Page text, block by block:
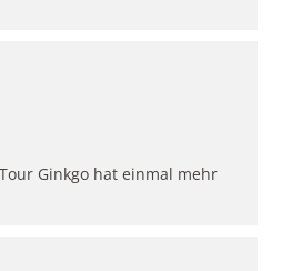
Ginkgo hat einmal mehr